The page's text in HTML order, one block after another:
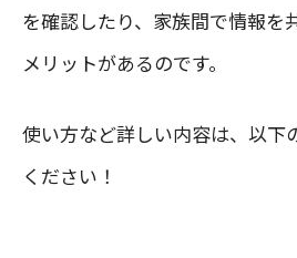
を確認したり、家族間で情報を
メリットがあるのです。
使い方など詳しい内容は、以下
ください！